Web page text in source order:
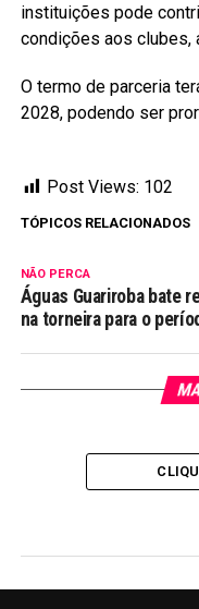
instituições pode
condições aos clubes,
O termo de parceria
2028, podendo ser
Post Views: 102
TÓPICOS RELACIONADOS
NÃO PERCA
Águas Guariroba bate
na torneira para o